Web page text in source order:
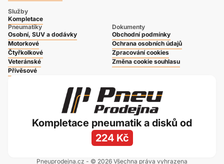
Služby
Kompletace
Pneumatiky
Osobní, SUV a dodávky
Motorkové
Čtyřkolkové
Veteránské
Přívěsové
Dokumenty
Obchodní podmínky
Ochrana osobních údajů
Zpracování cookies
Změna cookie souhlasu
Kompletace pneumatik a disků od
224 Kč
Pneuprodejna.cz - © 2026 Všechna práva vyhrazena